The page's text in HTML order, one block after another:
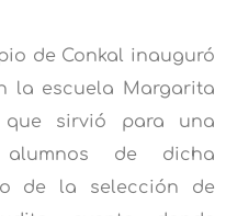
de Conkal inauguró
la escuela Margarita
que sirvió para una
de dicha
de la selección de